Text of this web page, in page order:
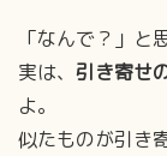
「なんで？」と
実は、 引き寄せ
よ。
似たものが引き